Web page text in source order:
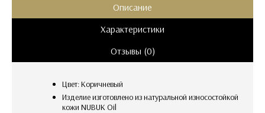
Описание
Характеристики
Отзывы (0)
Цвет: Коричневый
Изделие изготовлено из натуральной износостойкой
кожи NUBUK Oil